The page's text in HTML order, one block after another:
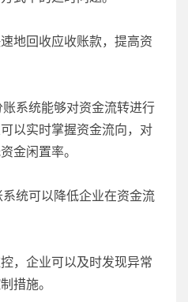
地回收应收账款，提高资
系统能够对资金流转进行
以实时掌握资金流向，对
金闲置率。
统可以降低企业在资金流
，企业可以及时发现异常
措施。